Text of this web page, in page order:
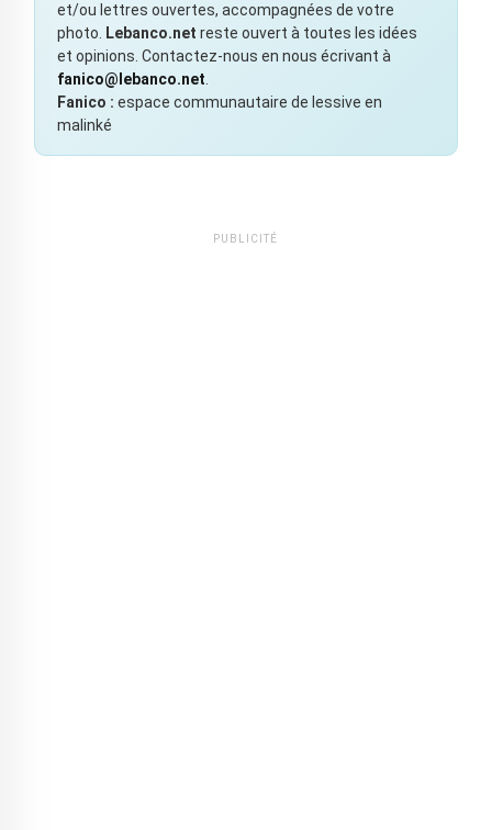
et/ou lettres ouvertes, accompagnées de votre
photo.
Lebanco.net reste ouvert à toutes les idées
et opinions. Contactez-nous en nous écrivant à
fanico@lebanco.net
Fanico : espace communautaire de lessive en
malinké
PUBLICITÉ